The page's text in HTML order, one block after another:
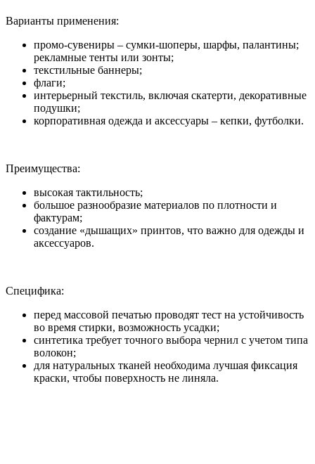
Варианты применения:
промо-сувениры – сумки-шоперы, шарфы, палантины;
рекламные тенты или зонты;
текстильные баннеры;
флаги;
интерьерный текстиль, включая скатерти, декоративные
подушки;
корпоративная одежда и аксессуары – кепки, футболки.
Преимущества:
высокая тактильность;
большое разнообразие материалов по плотности и
фактурам;
создание «дышащих» принтов, что важно для одежды и
аксессуаров.
Специфика:
перед массовой печатью проводят тест на устойчивость
во время стирки, возможность усадки;
синтетика требует точного выбора чернил с учетом типа
волокон;
для натуральных тканей необходима лучшая фиксация
краски, чтобы поверхность не линяла.